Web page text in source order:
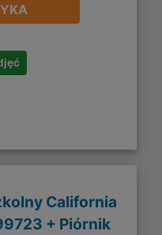
California
+ Piórnik